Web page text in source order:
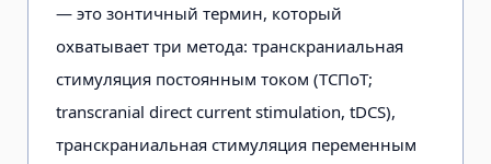
— это зонтичный термин, который
охватывает три метода: транскраниальная
стимуляция постоянным током (ТСПоТ;
transcranial direct current stimulation, tDCS),
транскраниальная стимуляция переменным